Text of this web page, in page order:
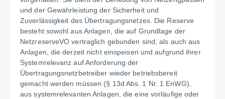
und der Gewährleistung der Sicherheit und
Zuverlässigkeit des Übertragungsnetzes. Die Reserve
besteht sowohl aus Anlagen, die auf Grundlage der
NetzreserveVO vertraglich gebunden sind, als auch aus
Anlagen, die derzeit nicht einspeisen und aufgrund ihrer
Systemrelevanz auf Anforderung der
Übertragungsnetzbetreiber wieder betriebsbereit
gemacht werden müssen (§ 13d Abs. 1 Nr. 1 EnWG),
aus systemrelevanten Anlagen, die eine vorläufige oder